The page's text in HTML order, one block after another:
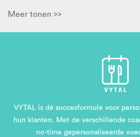
Meer tonen >>
VYTAL is dé succesformule voor
hun klanten. Met de verschillende
no-time gepersonaliseerde